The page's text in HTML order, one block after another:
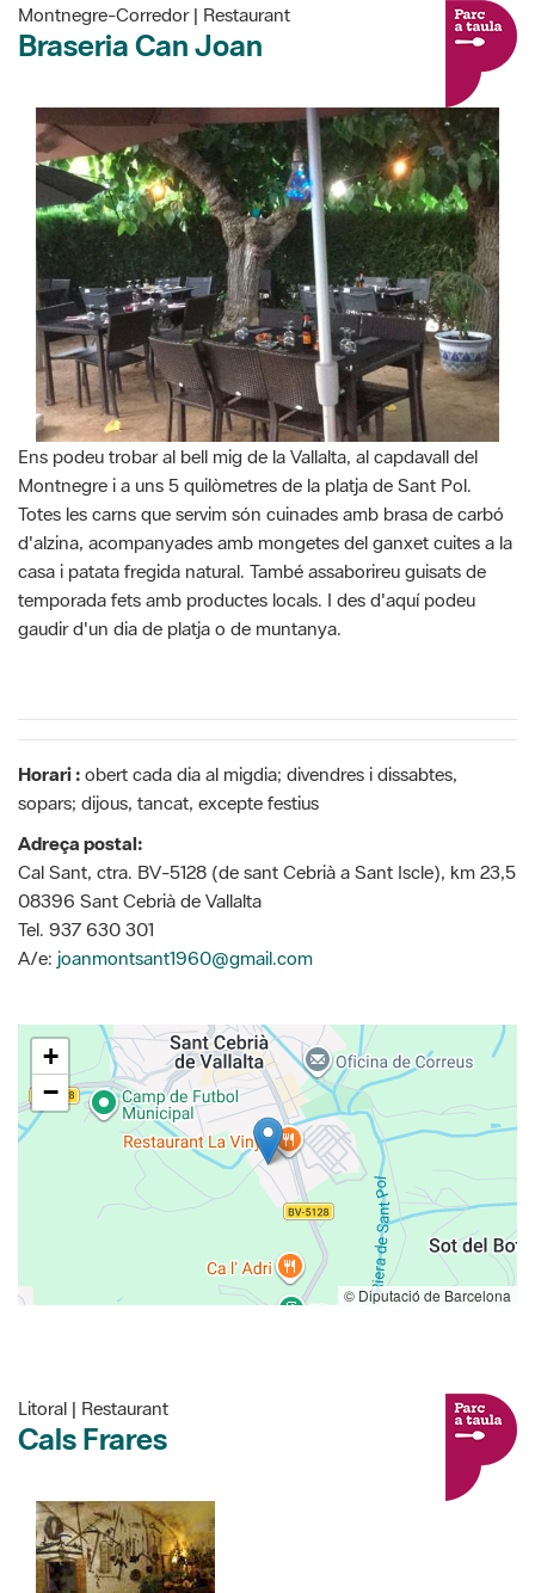
Montnegre-Corredor | Restaurant
Braseria Can Joan
Ens podeu trobar al bell mig de la Vallalta, al capdavall del
Montnegre i a uns 5 quilòmetres de la platja de Sant Pol.
Totes les carns que servim són cuinades amb brasa de carbó
d'alzina, acompanyades amb mongetes del ganxet cuites a la
casa i patata fregida natural. També assaborireu guisats de
temporada fets amb productes locals. I des d'aquí podeu
gaudir d'un dia de platja o de muntanya.
Horari : obert cada dia al migdia; divendres i dissabtes,
sopars; dijous, tancat, excepte festius
Adreça postal:
Cal Sant, ctra. BV-5128 (de sant Cebrià a Sant Iscle), km 23,5
08396 Sant Cebrià de Vallalta
Tel. 937 630 301
A/e: joanmontsant1960@gmail.com
+
−
© Diputació de Barcelona
Litoral | Restaurant
Cals Frares